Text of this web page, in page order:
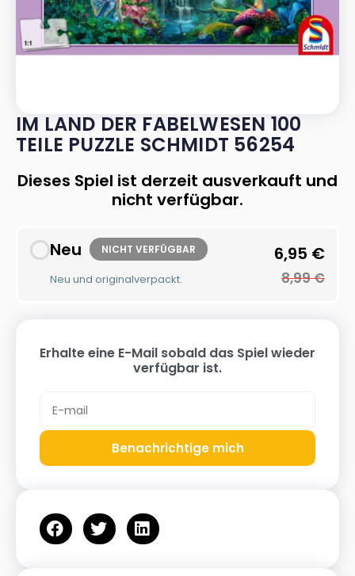
IM LAND DER FABELWESEN 100
TEILE PUZZLE SCHMIDT 56254
Dieses Spiel ist derzeit ausverkauft und
nicht verfügbar.
Neu NICHT VERFÜGBAR
Neu und originalverpackt.
6,95 €
8,99€
Erhalte eine E-Mail sobald das Spiel wieder
verfügbar ist.
Benachrichtige mich